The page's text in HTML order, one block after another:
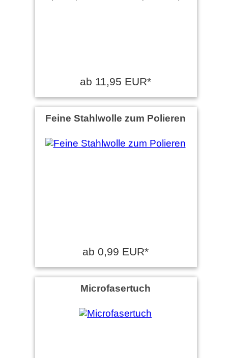
ab 11,95 EUR*
Feine Stahlwolle zum Polieren
ab 0,99 EUR*
Microfasertuch